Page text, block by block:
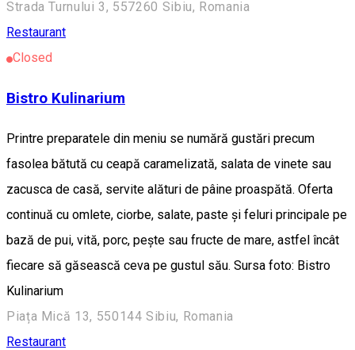
Strada Turnului 3, 557260 Sibiu, Romania
Restaurant
Closed
Bistro Kulinarium
Printre preparatele din meniu se numără gustări precum
fasolea bătută cu ceapă caramelizată, salata de vinete sau
zacusca de casă, servite alături de pâine proaspătă. Oferta
continuă cu omlete, ciorbe, salate, paste și feluri principale pe
bază de pui, vită, porc, pește sau fructe de mare, astfel încât
fiecare să găsească ceva pe gustul său. Sursa foto: Bistro
Kulinarium
Piața Mică 13, 550144 Sibiu, Romania
Restaurant